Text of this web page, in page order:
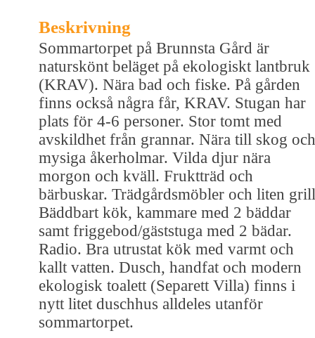
Beskrivning
Sommartorpet på Brunnsta Gård är
naturskönt beläget på ekologiskt lantbruk
(KRAV). Nära bad och fiske. På gården
finns också några får, KRAV. Stugan har
plats för 4-6 personer. Stor tomt med
avskildhet från grannar. Nära till skog och
mysiga åkerholmar. Vilda djur nära
morgon och kväll. Fruktträd och
bärbuskar. Trädgårdsmöbler och liten
Bäddbart kök, kammare med 2 bäddar
samt friggebod/gäststuga med 2 bädar.
Radio. Bra utrustat kök med varmt och
kallt vatten. Dusch, handfat och modern
ekologisk toalett (Separett Villa) finns i
nytt litet duschhus alldeles utanför
sommartorpet.